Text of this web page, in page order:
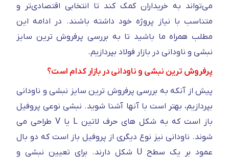
می‌تواند به خریداران کمک کند تا انتخابی اقتصادی‌تر و
متناسب با نیاز پروژه خود داشته باشند. در ادامه این
مطلب همراه ما باشید تا به بررسی پرفروش ترین سایز
نبشی و ناودانی در بازار فولاد بپردازیم.
پرفروش ترین نبشی و ناودانی در بازار کدام است؟
پیش از آنکه به بررسی پرفروش ترین سایز نبشی و ناودانی
بپردازیم، بهتر است با آنها آشنا شوید. نبشی نوعی پروفیل
باز است که به شکل های حرف لاتین L یا V طراحی می
شوند. ناودانی نیز نوع دیگری از پروفیل باز است که دو بال
عمود بر یک سطح U شکل دارند. برای تعیین نبشی و